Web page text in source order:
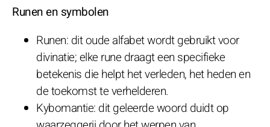
Runen en symbolen
Runen: dit oude alfabet wordt gebruikt voor
divinatie; elke rune draagt een specifieke
betekenis die helpt het verleden, het heden en
de toekomst te verhelderen.
Kybomantie: dit geleerde woord duidt op